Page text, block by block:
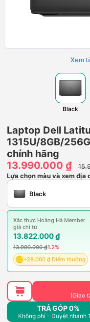
Xem
Black
Laptop Dell
1315U/8GB/
chính hãng
13.990.000 ₫
Lựa chọn màu và xem địa
Black
Xác thực Hoàng Hà Member
giá chỉ từ
13.822.000 ₫
13.990.000 ₫1.2%
+28.000 ₫ Điểm thưởng
(Giao
TRẢ GÓP 0%
Không phí - Duyệt nhanh